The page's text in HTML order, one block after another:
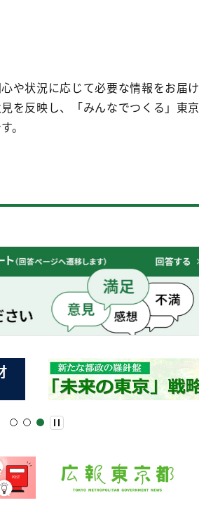
や状況に応じて必要な情報をお届け
を反映し、「みんなでつくる」東京
。